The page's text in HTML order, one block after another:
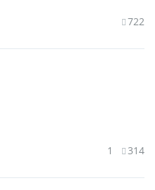
722
1 314